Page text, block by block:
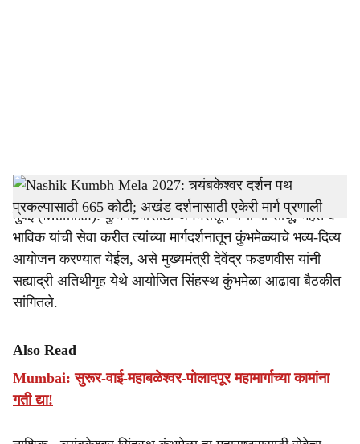
h
a
r
e
Nashik, Trimbakeshwar Darshanpath-Tendernama
मुंबई (Mumbai): कुंभमेळ्यासाठी जगभरातून येणाऱ्या साधू, महंत व
भाविक यांची सेवा करीत त्यांच्या मार्गदर्शनातून कुंभमेळ्याचे भव्य-दिव्य
आयोजन करण्यात येईल, असे मुख्यमंत्री देवेंद्र फडणवीस यांनी
सह्याद्री अतिथीगृह येथे आयोजित सिंहस्थ कुंभमेळा आढावा बैठकीत
सांगितले.
Also Read
Mumbai: सुरूर-वाई-महाबळेश्वर-पोलादपूर महामार्गाच्या कामांना
गती द्या!